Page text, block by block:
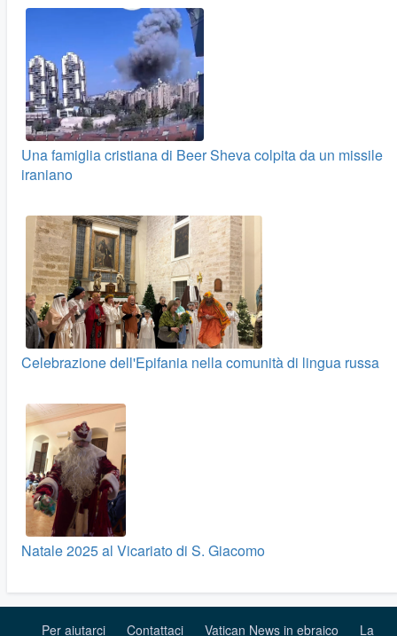
Una famiglia cristiana di Beer Sheva colpita da un missile
iraniano
Celebrazione dell'Epifania nella comunità di lingua russa
Natale 2025 al Vicariato di S. Giacomo
Per aiutarci Contattaci Vatican News in ebraico La